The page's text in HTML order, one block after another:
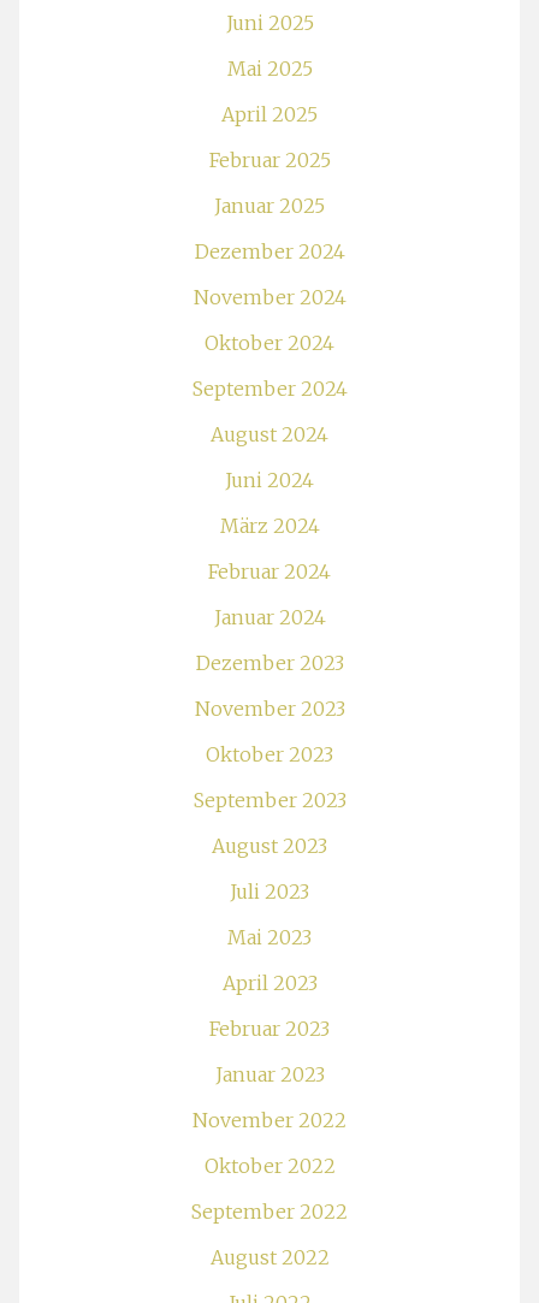
Juni 2025
Mai 2025
April 2025
Februar 2025
Januar 2025
Dezember 2024
November 2024
Oktober 2024
September 2024
August 2024
Juni 2024
März 2024
Februar 2024
Januar 2024
Dezember 2023
November 2023
Oktober 2023
September 2023
August 2023
Juli 2023
Mai 2023
April 2023
Februar 2023
Januar 2023
November 2022
Oktober 2022
September 2022
August 2022